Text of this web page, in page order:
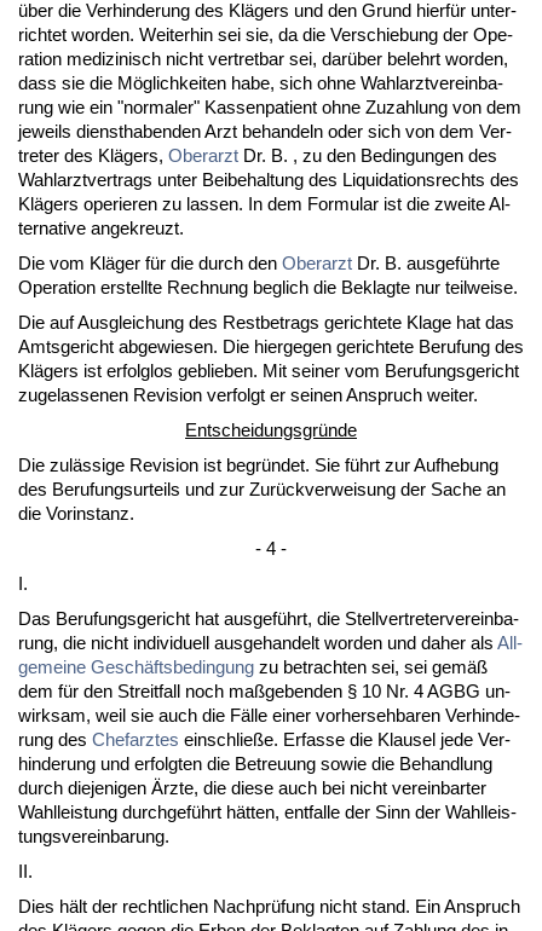
über die Ver­hin­de­rung des Klägers und den Grund hierfür un­ter­
rich­tet wor­den. Wei­ter­hin sei sie, da die Ver­schie­bung der Ope­
ra­ti­on me­di­zi­nisch nicht ver­tret­bar sei, darüber be­lehrt wor­den,
dass sie die Möglich­kei­ten ha­be, sich oh­ne Wahl­arzt­ver­ein­ba­
rung wie ein "nor­ma­ler" Kas­sen­pa­ti­ent oh­ne Zu­zah­lung von dem
je­weils dienst­ha­ben­den Arzt be­han­deln oder sich von dem Ver­
tre­ter des Klägers, Ober­arzt Dr. B. , zu den Be­din­gun­gen des
Wahl­arzt­ver­trags un­ter Bei­be­hal­tung des Li­qui­da­ti­ons­rechts des
Klägers ope­rie­ren zu las­sen. In dem For­mu­lar ist die zwei­te Al­
ter­na­ti­ve an­ge­kreuzt.
Die vom Kläger für die durch den Ober­arzt Dr. B. aus­geführ­te
Ope­ra­ti­on er­stell­te Rech­nung be­glich die Be­klag­te nur teil­wei­se.
Die auf Aus­glei­chung des Rest­be­trags ge­rich­te­te Kla­ge hat das
Amts­ge­richt ab­ge­wie­sen. Die hier­ge­gen ge­rich­te­te Be­ru­fung des
Klägers ist er­folg­los ge­blie­ben. Mit sei­ner vom Be­ru­fungs­ge­richt
zu­ge­las­se­nen Re­vi­si­on ver­folgt er sei­nen An­spruch wei­ter.
Ent­schei­dungs­gründe
Die zulässi­ge Re­vi­si­on ist be­gründet. Sie führt zur Auf­he­bung
des Be­ru­fungs­ur­teils und zur Zurück­ver­wei­sung der Sa­che an
die Vor­in­stanz.
- 4 -
I.
Das Be­ru­fungs­ge­richt hat aus­geführt, die Stell­ver­tre­ter­ver­ein­ba­
rung, die nicht in­di­vi­du­ell aus­ge­han­delt wor­den und da­her als All­
ge­mei­ne Geschäfts­be­din­gung zu be­trach­ten sei, sei gemäß
dem für den Streit­fall noch maßge­ben­den § 10 Nr. 4 AGBG un­
wirk­sam, weil sie auch die Fälle ei­ner vor­her­seh­ba­ren Ver­hin­de­
rung des Chef­arz­tes ein­sch­ließe. Er­fas­se die Klau­sel je­de Ver­
hin­de­rung und er­folg­ten die Be­treu­ung so­wie die Be­hand­lung
durch die­je­ni­gen Ärz­te, die die­se auch bei nicht ver­ein­bar­ter
Wahl­leis­tung durch­geführt hätten, ent­fal­le der Sinn der Wahl­leis­
tungs­ver­ein­ba­rung.
II.
Dies hält der recht­li­chen Nach­prüfung nicht stand. Ein An­spruch